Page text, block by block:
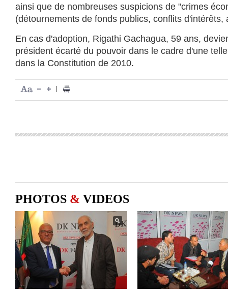
ainsi que de nombreuses suspicions de "crimes
(détournements de fonds publics, conflits d'intérêts,
En cas d'adoption, Rigathi Gachagua, 59 ans,
président écarté du pouvoir dans le cadre d'une
dans la Constitution de 2010.
PHOTOS & VIDEOS